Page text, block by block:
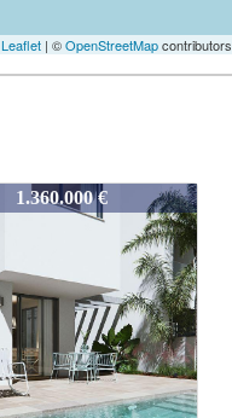
Leaflet | ©OpenStreetMapcontributors
3.450.000 €